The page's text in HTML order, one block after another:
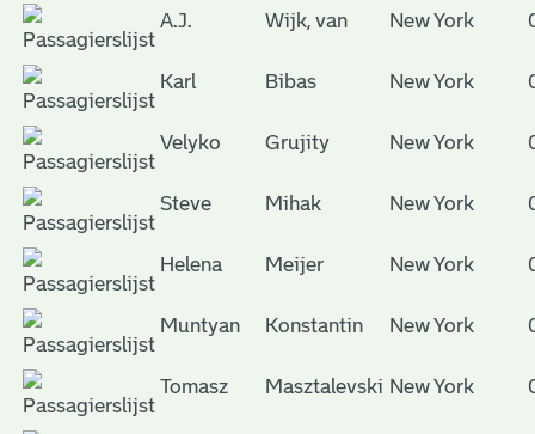
A.J. Wijk, van New York
Karl Bibas New York
Velyko Grujity New York
Steve Mihak New York
Helena Meijer New York
Muntyan Konstantin New York
Tomasz Masztalevski New York